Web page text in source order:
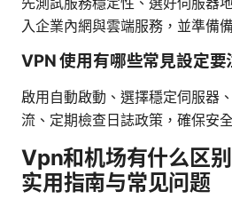
入企業內網與雲端服務，並準備
VPN 使用有哪些常見設定要
啟用自動啟動、選擇穩定伺服器
流、定期檢查日誌政策，確保安
Vpn和机场有什么区
实用指南与常见问题